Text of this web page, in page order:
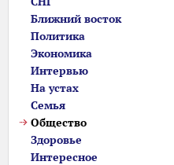
Ближний восток
Политика
Экономика
Интервью
На устах
Семья
Общество
Здоровье
Интересное